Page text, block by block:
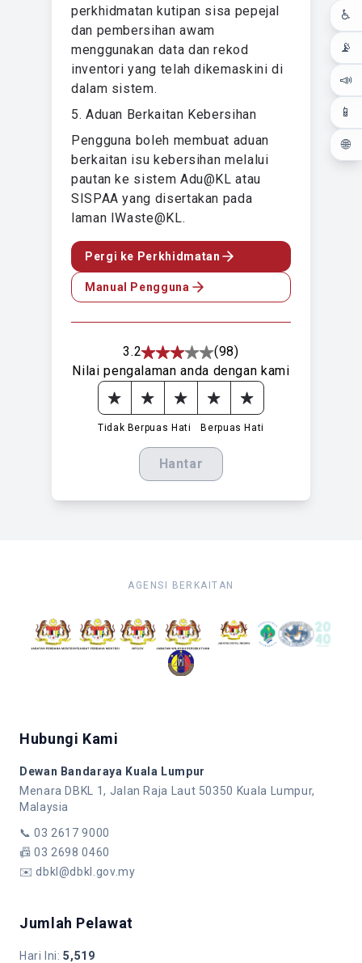
♿
📡
📣
📱
🌐
perkhidmatan kutipan sisa pepejal
dan pembersihan awam
menggunakan data dan rekod
inventori yang telah dikemaskini di
dalam sistem.
5. Aduan Berkaitan Kebersihan
Pengguna boleh membuat aduan
berkaitan isu kebersihan melalui
pautan ke sistem Adu@KL atau
SISPAA yang disertakan pada
laman IWaste@KL.
Pergi ke Perkhidmatan
Manual Pengguna
3.2
(98)
Nilai pengalaman anda dengan kami
Tidak Berpuas Hati Berpuas Hati
Hantar
AGENSI BERKAITAN
Hubungi Kami
Dewan Bandaraya Kuala Lumpur
Menara DBKL 1, Jalan Raja Laut 50350 Kuala Lumpur,
Malaysia
📞03 2617 9000
📠03 2698 0460
✉️dbkl@dbkl.gov.my
Jumlah Pelawat
Hari Ini:5,519